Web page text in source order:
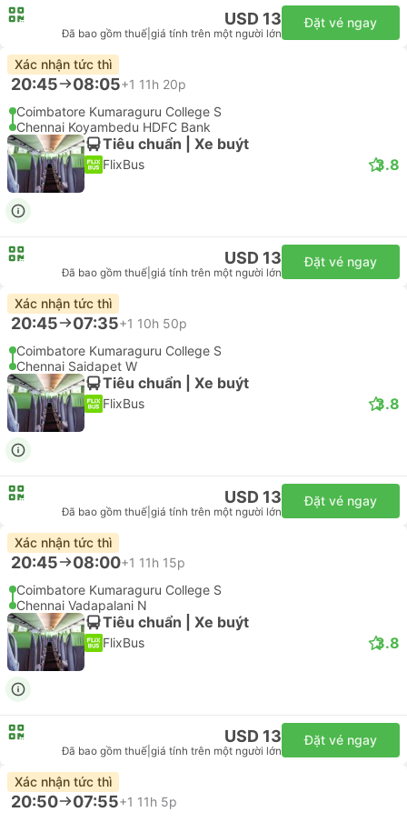
USD 13
Đã bao gồm thuế giá tính trên một người lớn
Đặt vé ngay
Xác nhận tức thì
20:45 08:05+1 11h 20p
Coimbatore Kumaraguru College S
Chennai Koyambedu HDFC Bank
Tiêu chuẩn | Xe buýt
FlixBus 3.8
USD 13
Đã bao gồm thuế giá tính trên một người lớn
Đặt vé ngay
Xác nhận tức thì
20:45 07:35+1 10h 50p
Coimbatore Kumaraguru College S
Chennai Saidapet W
Tiêu chuẩn | Xe buýt
FlixBus 3.8
USD 13
Đã bao gồm thuế giá tính trên một người lớn
Đặt vé ngay
Xác nhận tức thì
20:45 08:00+1 11h 15p
Coimbatore Kumaraguru College S
Chennai Vadapalani N
Tiêu chuẩn | Xe buýt
FlixBus 3.8
USD 13
Đã bao gồm thuế giá tính trên một người lớn
Đặt vé ngay
Xác nhận tức thì
20:50 07:55+1 11h 5p